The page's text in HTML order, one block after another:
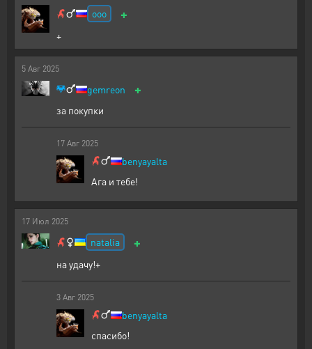
ooo +
+
5 Авг 2025
gemreon +
за покупки
17 Авг 2025
benyayalta
Ага и тебе!
17 Июл 2025
natalia +
на удачу!+
3 Авг 2025
benyayalta
спасибо!